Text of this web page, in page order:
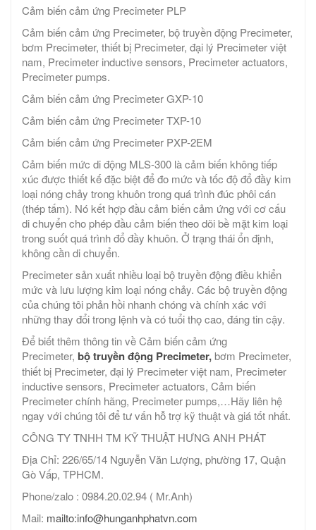
Cảm biến cảm ứng Precimeter PLP
Cảm biến cảm ứng Precimeter, bộ truyền động Precimeter,
bơm Precimeter, thiết bị Precimeter, đại lý Precimeter việt
nam, Precimeter inductive sensors, Precimeter actuators,
Precimeter pumps.
Cảm biến cảm ứng Precimeter GXP-10
Cảm biến cảm ứng Precimeter TXP-10
Cảm biến cảm ứng Precimeter PXP-2EM
Cảm biến mức di động MLS-300 là cảm biến không tiếp
xúc được thiết kế đặc biệt để đo mức và tốc độ đổ đầy kim
loại nóng chảy trong khuôn trong quá trình đúc phôi cán
(thép tấm). Nó kết hợp đầu cảm biến cảm ứng với cơ cấu
di chuyển cho phép đầu cảm biến theo dõi bề mặt kim loại
trong suốt quá trình đổ đầy khuôn. Ở trạng thái ổn định,
không cần di chuyển.
Precimeter sản xuất nhiều loại bộ truyền động điều khiển
mức và lưu lượng kim loại nóng chảy. Các bộ truyền động
của chúng tôi phản hồi nhanh chóng và chính xác với
những thay đổi trong lệnh và có tuổi thọ cao, đáng tin cậy.
Để biết thêm thông tin về Cảm biến cảm ứng
Precimeter, bộ truyền động Precimeter,bơm Precimeter,
thiết bị Precimeter, đại lý Precimeter việt nam, Precimeter
inductive sensors, Precimeter actuators, Cảm biến
Precimeter chính hãng, Precimeter pumps,…Hãy liên hệ
ngay với chúng tôi để tư vấn hỗ trợ kỹ thuật và giá tốt nhất.
CÔNG TY TNHH TM KỸ THUẬT HƯNG ANH PHÁT
Địa Chỉ: 226/65/14 Nguyễn Văn Lượng, phường 17, Quận
Gò Vấp, TPHCM.
Phone/zalo : 0984.20.02.94 ( Mr.Anh)
Mail: mailto:info@hunganhphatvn.com